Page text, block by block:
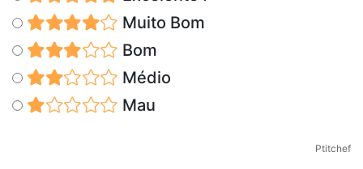
Muito Bom
Bom
Médio
Mau
Ptitchef